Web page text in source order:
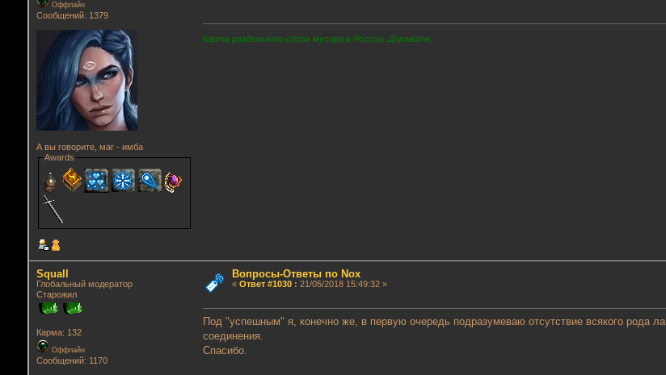
Оффлайн
Сообщений: 1379
А вы говорите, маг - имба
Awards
Карта раздельного сбора мусора в России. Дерзайте.
Squall
Глобальный модератор
Старожил
Карма: 132
Оффлайн
Сообщений: 1170
Вопросы-Ответы по Nox
« Ответ #1030: 21/05/2018 15:49:32 »
Под "успешным" я, конечно же, в первую очередь подразумеваю отсутствие всякого рода
соединения.
Спасибо.